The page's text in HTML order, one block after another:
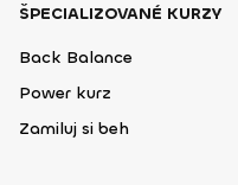
ŠPECIALIZOVANÉ KURZY
Back Balance
Power kurz
Zamiluj si beh